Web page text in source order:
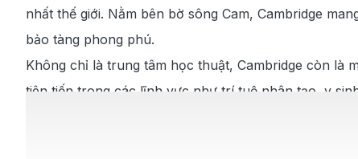
8.2. Ẩm thực đặc sắc tại Cambridge
8.3 . Lời khuyên khi du lịch Cambridge
nhất thế giới. Nằm bên bờ sông Cam, Cambridge
bảo tàng phong phú.
Không chỉ là trung tâm học thuật, Cambridge còn là
tiên tiến trong các lĩnh vực như trí tuệ nhân tạo, y